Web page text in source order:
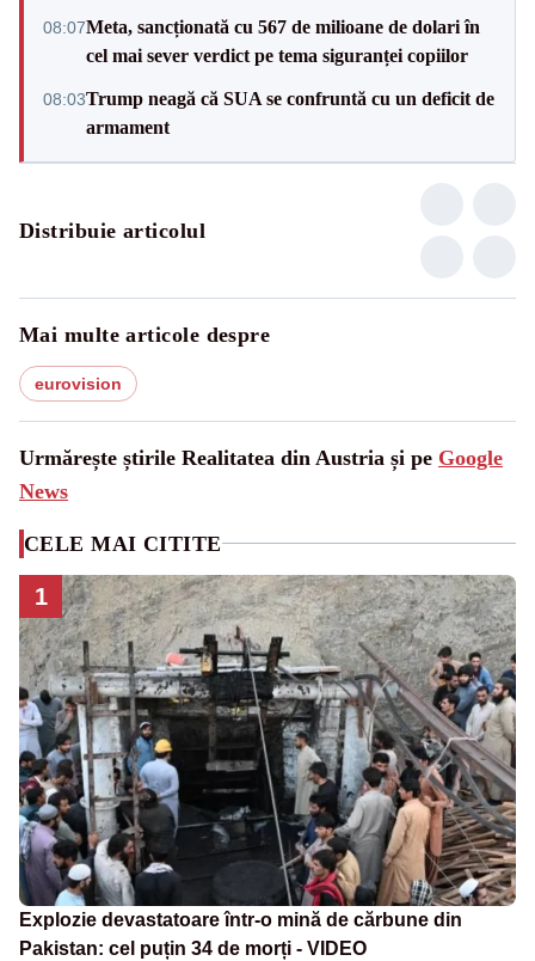
08:07Meta, sancționată cu 567 de milioane de dolari în
cel mai sever verdict pe tema siguranței copiilor
08:03Trump neagă că SUA se confruntă cu un deficit de
armament
Distribuie articolul
Mai multe articole despre
eurovision
Urmărește știrile Realitatea din Austria și pe Google
News
CELE MAI CITITE
1
Explozie devastatoare într-o mină de cărbune din
Pakistan: cel puțin 34 de morți - VIDEO